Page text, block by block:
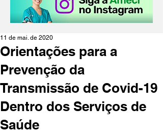
Orientações para a
Prevenção da
Transmissão de Covid-19
Dentro dos Serviços de
Saúde
11 de mai. de 2020